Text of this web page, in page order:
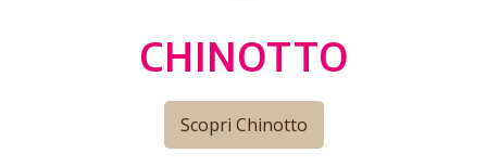
CHINOTTO
Scopri Chinotto